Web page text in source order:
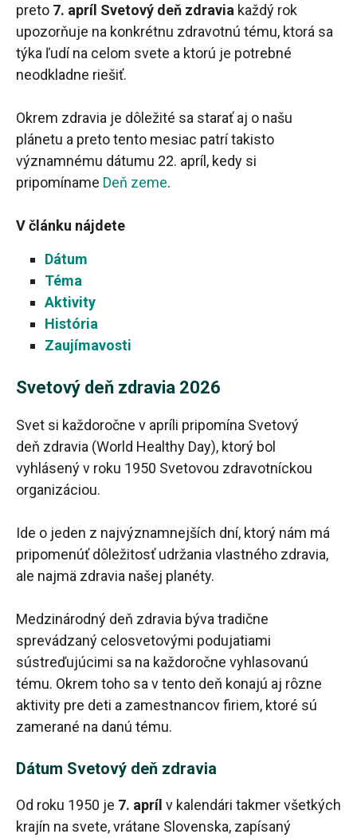
preto 7. apríl Svetový deň zdravia každý rok
upozorňuje na konkrétnu zdravotnú tému, ktorá sa
týka ľudí na celom svete a ktorú je potrebné
neodkladne riešiť.
Okrem zdravia je dôležité sa starať aj o našu
plánetu a preto tento mesiac patrí takisto
významnému dátumu 22. apríl, kedy si
pripomíname Deň zeme.
V článku nájdete
Dátum
Téma
Aktivity
História
Zaujímavosti
Svetový deň zdravia 2026
Svet si každoročne v apríli pripomína Svetový
deň zdravia (World Healthy Day), ktorý bol
vyhlásený v roku 1950 Svetovou zdravotníckou
organizáciou.
Ide o jeden z najvýznamnejších dní, ktorý nám má
pripomenúť dôležitosť udržania vlastného zdravia,
ale najmä zdravia našej planéty.
Medzinárodný deň zdravia býva tradične
sprevádzaný celosvetovými podujatiami
sústreďujúcimi sa na každoročne vyhlasovanú
tému. Okrem toho sa v tento deň konajú aj rôzne
aktivity pre deti a zamestnancov firiem, ktoré sú
zamerané na danú tému.
Dátum Svetový deň zdravia
Od roku 1950 je 7. apríl v kalendári takmer všetkých
krajín na svete, vrátane Slovenska, zapísaný